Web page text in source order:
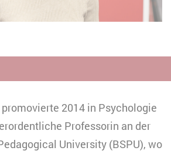
2014 in Psychologie
Professorin an der
University (BSPU), wo